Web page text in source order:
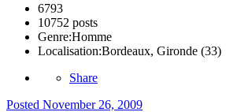
6793
10752 posts
Genre:Homme
Localisation:Bordeaux, Gironde (33)
Share
Posted November 26, 2009